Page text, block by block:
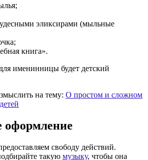
эликсирами (мыльные
книга».
именинницы будет детский
на тему: О простом и сложном
свободу действий.
такую музыку, чтобы она